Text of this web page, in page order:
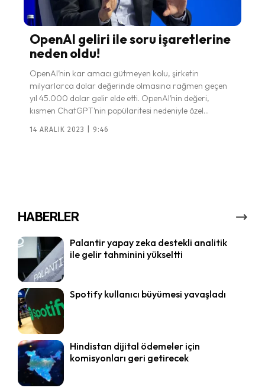
OpenAI geliri ile soru işaretlerine
neden oldu!
OpenAI’nin kar amacı gütmeyen kolu, şirketin
milyarlarca dolar değerinde olmasına rağmen geçen
yıl 45.000 dolar gelir elde etti. OpenAI’nin değeri,
kısmen ChatGPT’nin popülaritesi nedeniyle özel...
14 ARALIK 2023 | 9:46
HABERLER
Palantir yapay zeka destekli analitik
ile gelir tahminini yükseltti
Spotify kullanıcı büyümesi yavaşladı
Hindistan dijital ödemeler için
komisyonları geri getirecek